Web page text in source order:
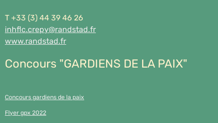
T +33 (3) 44 39 46 26
inhflc.crepy@randstad.fr
www.randstad.fr
Concours "GARDIENS DE LA PAIX"
Concours gardiens de la paix
Flyer gpx 2022